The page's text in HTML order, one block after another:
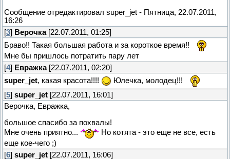
Сообщение отредактировал super_jet - Пятница, 22.07.2011,
16:26
[3] Верочка[22.07.2011, 01:25]
Браво!! Такая большая работа и за короткое время!!
Мне бы пришлось потратить пару лет
[4] Евражка[22.07.2011, 02:20]
super_jet, какая красота!!!!
Юлечка, молодец!!!
[5] super_jet [22.07.2011, 16:01]
Верочка, Евражка,
большое спасибо за похвалы!
Мне очень приятно...
Но котята - это еще не все, есть
еще кое-чего ;)
[6] super_jet [22.07.2011, 16:06]